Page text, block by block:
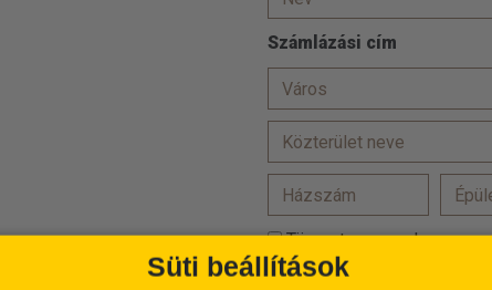
Számlázási cím
Törzsutas vagyok
Hozzájárulok, hogy
Süti beállítások